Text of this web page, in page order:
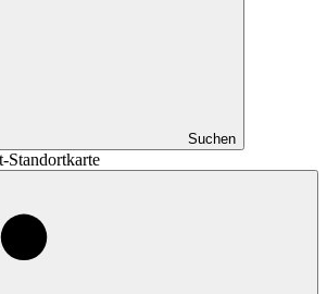
Suchen
Standortkarte